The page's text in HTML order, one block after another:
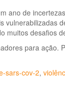
Memória
às
Vítimas
Acidentes
Trabalho"
ano de
vulnerabilizadas
muitos desafios
para ação.
sars-cov-2,